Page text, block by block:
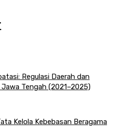
Regulasi Daerah dan
Jawa Tengah (2021–2025)
Kelola Kebebasan Beragama